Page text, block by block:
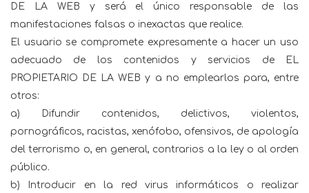
DE LA WEB y será el único responsable de las
manifestaciones falsas o inexactas que realice.
El usuario se compromete expresamente a hacer un uso
adecuado de los contenidos y servicios de EL
PROPIETARIO DE LA WEB y a no emplearlos para, entre
otros:
a) Difundir contenidos, delictivos, violentos,
pornográficos, racistas, xenófobo, ofensivos, de apología
del terrorismo o, en general, contrarios a la ley o al orden
público.
b) Introducir en la red virus informáticos o realizar